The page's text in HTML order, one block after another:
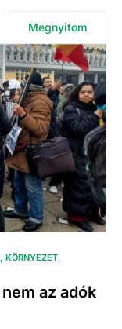
Megnyitom
KÖRNYEZET
az adók